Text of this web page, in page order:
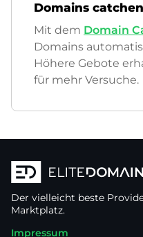
Domains catchen
Mit dem Domain
Domains
Höhere Gebote
für mehr Versuche.
Der vielleicht beste
Marktplatz.
Impressum